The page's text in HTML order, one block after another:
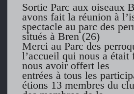
Sortie Parc aux oiseaux
avons fait la réunion à
spectacle au parc des
situés à Bren (26)
Merci au Parc des
l’accueil qui nous a était
nous avoir offert les
entrées à tous les
étions 13 membres du